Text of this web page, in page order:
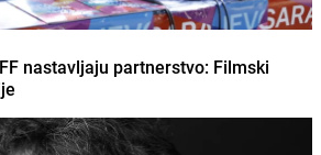
nastavljaju partnerstvo: Filmski